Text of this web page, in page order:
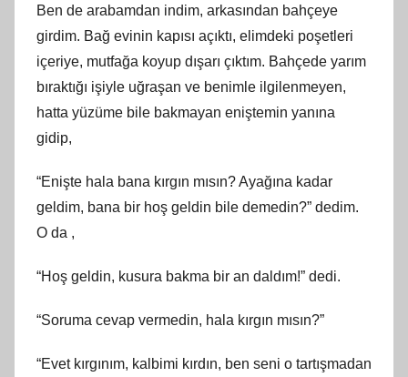
Ben de arabamdan indim, arkasından bahçeye
girdim. Bağ evinin kapısı açıktı, elimdeki poşetleri
içeriye, mutfağa koyup dışarı çıktım. Bahçede yarım
bıraktığı işiyle uğraşan ve benimle ilgilenmeyen,
hatta yüzüme bile bakmayan eniştemin yanına
gidip,
“Enişte hala bana kırgın mısın? Ayağına kadar
geldim, bana bir hoş geldin bile demedin?” dedim.
O da ,
“Hoş geldin, kusura bakma bir an daldım!” dedi.
“Soruma cevap vermedin, hala kırgın mısın?”
“Evet kırgınım, kalbimi kırdın, ben seni o tartışmadan